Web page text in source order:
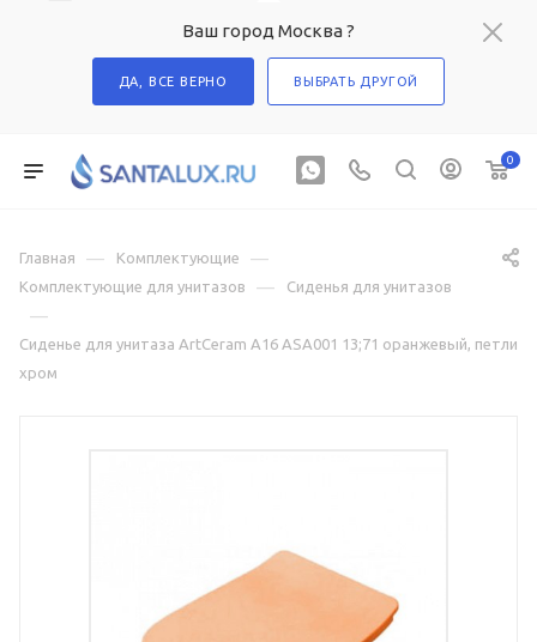
Ваш город Москва ?
ДА, ВСЕ ВЕРНО ВЫБРАТЬ ДРУГОЙ
0
Главная — Комплектующие —
Комплектующие для унитазов — Сиденья для унитазов
—
Сиденье для унитаза ArtCeram A16 ASA001 13;71 оранжевый, петли
хром